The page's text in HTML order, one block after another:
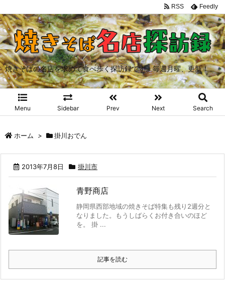
焼きそばの名店を求めて食べ歩く探訪録です。毎週月曜、更新！
Menu Sidebar Prev Next Search
RSS Feedly
ホーム > 掛川おでん
2013年7月8日 掛川市
青野商店
静岡県西部地域の焼きそば特集も残り2週分と
なりました。もうしばらくお付き合いのほど
を。 掛 ...
記事を読む